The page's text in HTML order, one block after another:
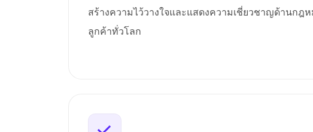
สร้างความไว้วางใจและแสดงความเชี่ยวชาญด้านกฎ
ลูกค้าทั่วโลก